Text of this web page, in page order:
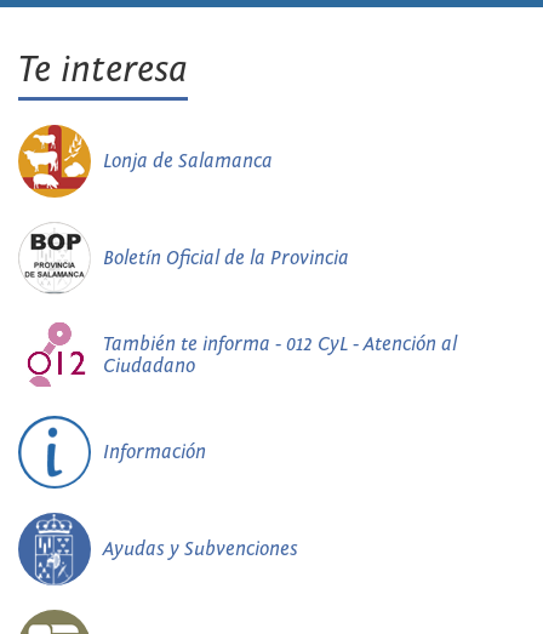
Te interesa
Lonja de Salamanca
Boletín Oficial de la Provincia
También te informa - 012 CyL - Atención al
Ciudadano
Información
Ayudas y Subvenciones